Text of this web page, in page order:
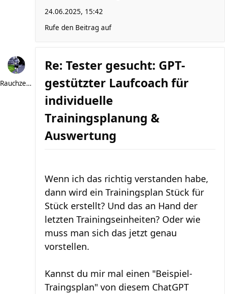
24.06.2025, 15:42
Rufe den Beitrag auf
Rauchzeichen
Re: Tester gesucht: GPT-
gestützter Laufcoach für
individuelle
Trainingsplanung &
Auswertung
Wenn ich das richtig verstanden habe,
dann wird ein Trainingsplan Stück für
Stück erstellt? Und das an Hand der
letzten Trainingseinheiten? Oder wie
muss man sich das jetzt genau
vorstellen.
Kannst du mir mal einen "Beispiel-
Traingsplan" von diesem ChatGPT